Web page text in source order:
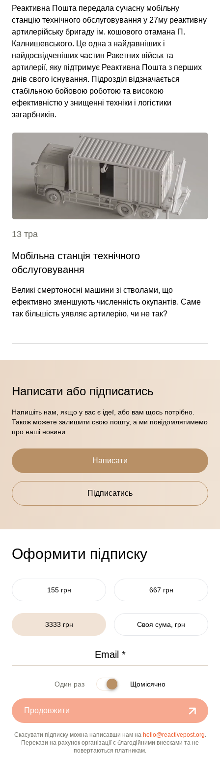
Реактивна Пошта передала сучасну мобільну
станцію технічного обслуговування у 27му реактивну
артилерійську бригаду ім. кошового отамана П.
Калнишевського. Це одна з найдавніших і
найдосвідченіших частин Ракетних військ та
артилерії, яку підтримує Реактивна Пошта з перших
днів свого існування. Підрозділ відзначається
стабільною бойовою роботою та високою
ефективністю у знищенні техніки і логістики
загарбників.
13 тра
Мобільна станція технічного
обслуговування
Великі смертоносні машини зі стволами, що
ефективно зменшують численність окупантів. Саме
так більшість уявляє артилерію, чи не так?
Написати або підписатись
Напишіть нам, якщо у вас є ідеї, або вам щось потрібно.
Також можете залишити свою пошту, а ми повідомлятимемо
про наші новини
Написати
Підписатись
Оформити підписку
155 грн 667 грн
3333 грн Своя сума, грн
Один раз Щомісячно
Продовжити
Скасувати підписку можна написавши нам на hello@reactivepost.org.
Перекази на рахунок організації є благодійними внесками та не
повертаються платникам.